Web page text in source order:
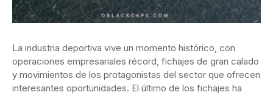
La industria deportiva vive un momento histórico, con
operaciones empresariales récord, fichajes de gran calado
y movimientos de los protagonistas del sector que ofrecen
interesantes oportunidades. El último de los fichajes ha